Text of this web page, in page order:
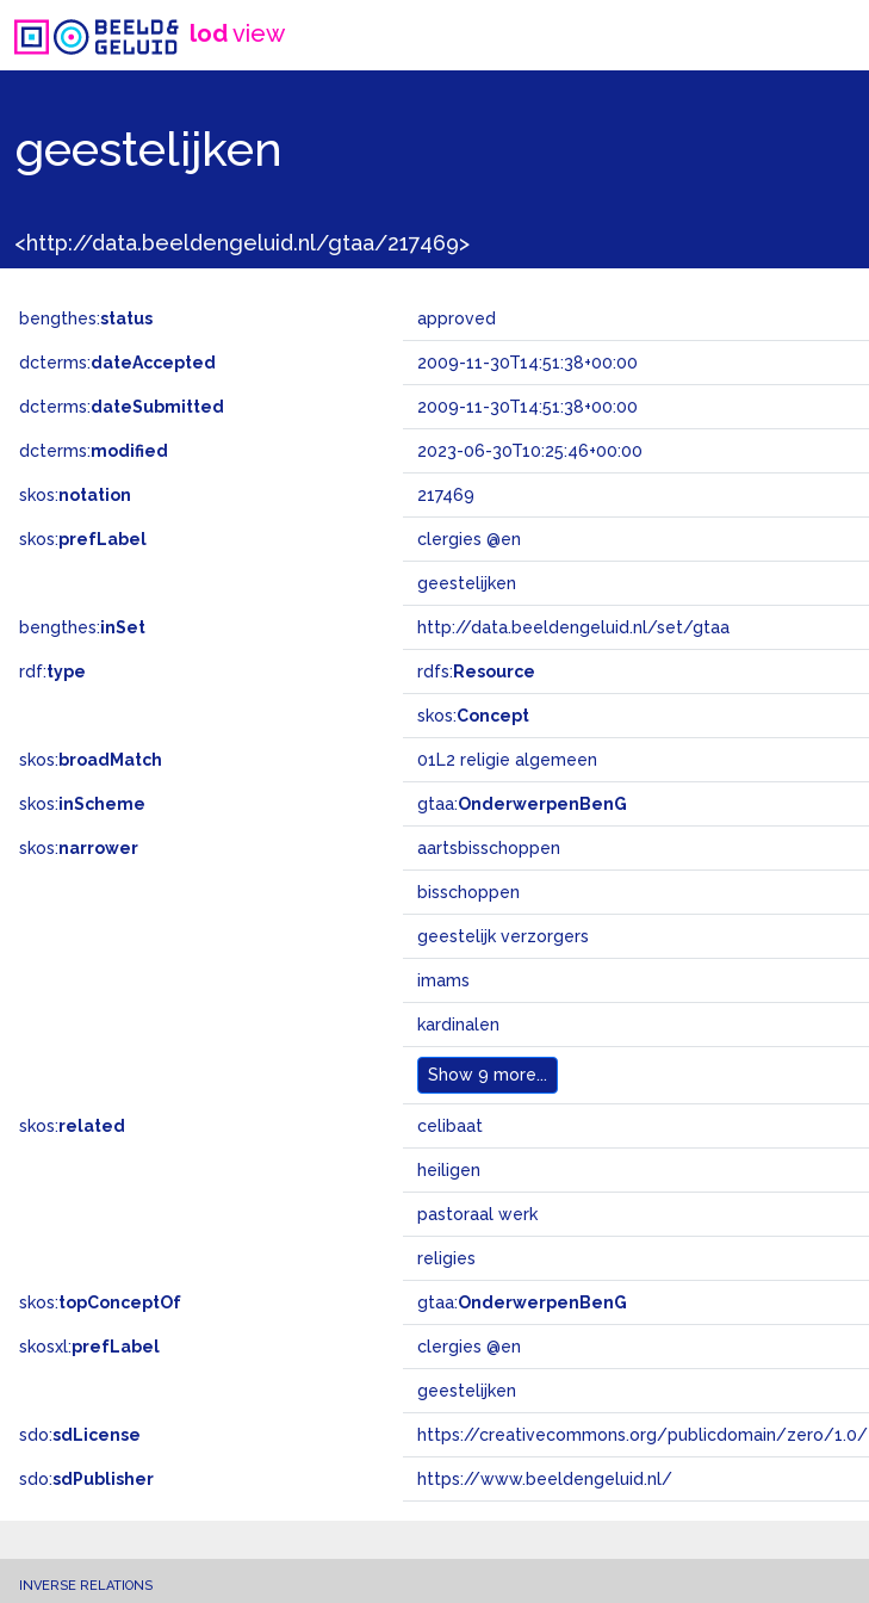
lodview
geestelijken
<http://data.beeldengeluid.nl/gtaa/217469>
bengthes:status approved
dcterms:dateAccepted 2009-11-30T14:51:38+00:00
dcterms:dateSubmitted 2009-11-30T14:51:38+00:00
dcterms:modified 2023-06-30T10:25:46+00:00
skos:notation 217469
skos:prefLabel clergies @en
geestelijken
bengthes:inSet http://data.beeldengeluid.nl/set/gtaa
rdf:type rdfs: Resource
skos:Concept
skos: broadMatch 01L2 religie algemeen
skos:inScheme gtaa:OnderwerpenBenG
skos:narrower aartsbisschoppen
bisschoppen
geestelijk verzorgers
imams
kardinalen
Show 9 more...
skos:related celibaat
heiligen
pastoraal werk
religies
skos:topConceptOf gtaa:OnderwerpenBenG
skosxl:prefLabel clergies @en
geestelijken
sdo:sdLicense https://creativecommons.org/publicdomain/zero/1.0/
sdo:sdPublisher https://www.beeldengeluid.nl/
INVERSE RELATIONS